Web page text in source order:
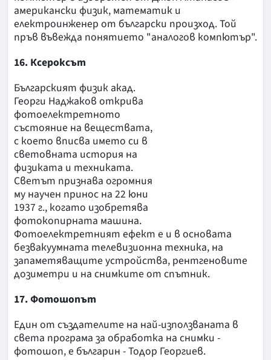
американски физик, математик и
електроинженер от български произход. Той
пръв въвежда понятието "аналогов компютър".
16. Ксероксът
Българският физик акад.
Георги Наджаков открива
фотоелектретното
състояние на веществата,
с което вписва името си в
световната история на
физиката и техниката.
Светът признава огромния
му научен принос на 22 юни
1937 г., когато изобретява
фотокопирната машина.
Фотоелектретният ефект е и в основата
безвакуумната телевизионна техника, на
запаметяващите устройства, рентгеновите
дозиметри и на снимките от спътник.
17. Фотошопът
Един от създателите на най-използваната в
света програма за обработка на снимки -
фотошоп, е българин - Тодор Георгиев.